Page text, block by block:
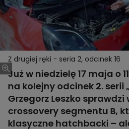
Z drugiej ręki - seria 2, odcinek 16
Już w niedzielę 17 maja o
na kolejny odcinek 2. serii
Grzegorz Leszko sprawdzi
crossovery segmentu B,
klasyczne hatchbacki –